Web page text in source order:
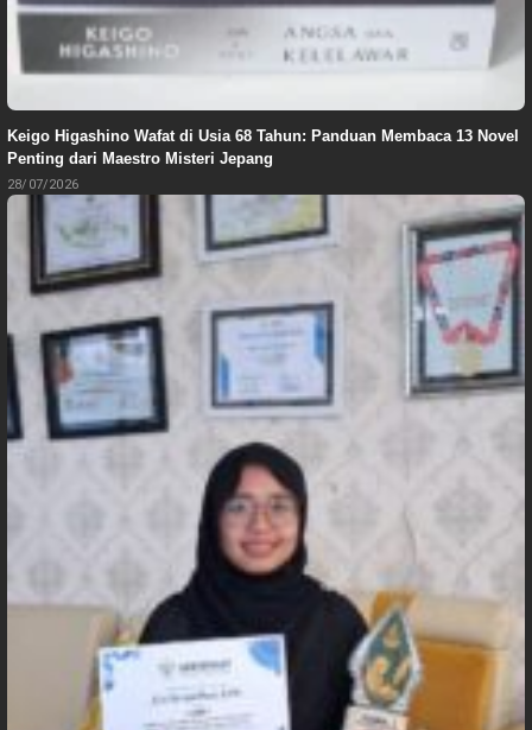
Keigo Higashino Wafat di Usia 68 Tahun: Panduan Membaca 13 Novel
Penting dari Maestro Misteri Jepang
28/07/2026